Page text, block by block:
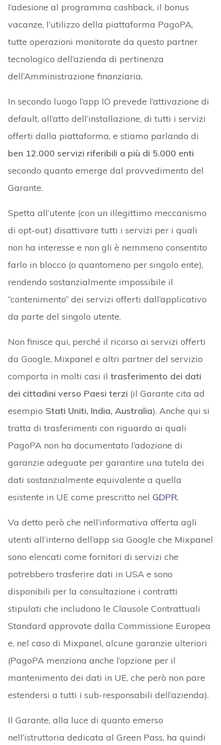
l’adesione al programma cashback, il bonus
vacanze, l’utilizzo della piattaforma PagoPA,
tutte operazioni monitorate da questo partner
tecnologico dell’azienda di pertinenza
dell’Amministrazione finanziaria.
In secondo luogo l’app IO prevede l’attivazione di
default, all’atto dell’installazione, di tutti i servizi
offerti dalla piattaforma, e stiamo parlando di
ben 12.000 servizi riferibili a più di 5.000 enti
secondo quanto emerge dal provvedimento del
Garante.
Spetta all’utente (con un illegittimo meccanismo
di opt-out) disattivare tutti i servizi per i quali
non ha interesse e non gli è nemmeno consentito
farlo in blocco (o quantomeno per singolo ente),
rendendo sostanzialmente impossibile il
“contenimento” dei servizi offerti dall’applicativo
da parte del singolo utente.
Non finisce qui, perché il ricorso ai servizi offerti
da Google, Mixpanel e altri partner del servizio
comporta in molti casi il trasferimento dei dati
dei cittadini verso Paesi terzi (il Garante cita ad
esempio Stati Uniti, India, Australia). Anche qui si
tratta di trasferimenti con riguardo ai quali
PagoPA non ha documentato l’adozione di
garanzie adeguate per garantire una tutela dei
dati sostanzialmente equivalente a quella
esistente in UE come prescritto nel GDPR.
Va detto però che nell’informativa offerta agli
utenti all’interno dell’app sia Google che Mixpanel
sono elencati come fornitori di servizi che
potrebbero trasferire dati in USA e sono
disponibili per la consultazione i contratti
stipulati che includono le Clausole Contrattuali
Standard approvate dalla Commissione Europea
e, nel caso di Mixpanel, alcune garanzie ulteriori
(PagoPA menziona anche l’opzione per il
mantenimento dei dati in UE, che però non pare
estendersi a tutti i sub-responsabili dell’azienda).
Il Garante, alla luce di quanto emerso
nell’istruttoria dedicata al Green Pass, ha quindi